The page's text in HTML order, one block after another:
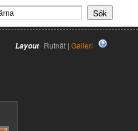
Layout Rutnät | Galleri